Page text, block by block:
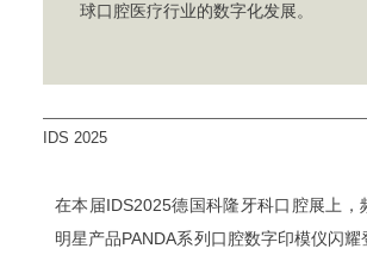
球口腔医疗行业的数字化发展。
IDS 2025
在本届IDS2025德国科隆牙科口腔展上，
明星产品PANDA系列口腔数字印模仪闪